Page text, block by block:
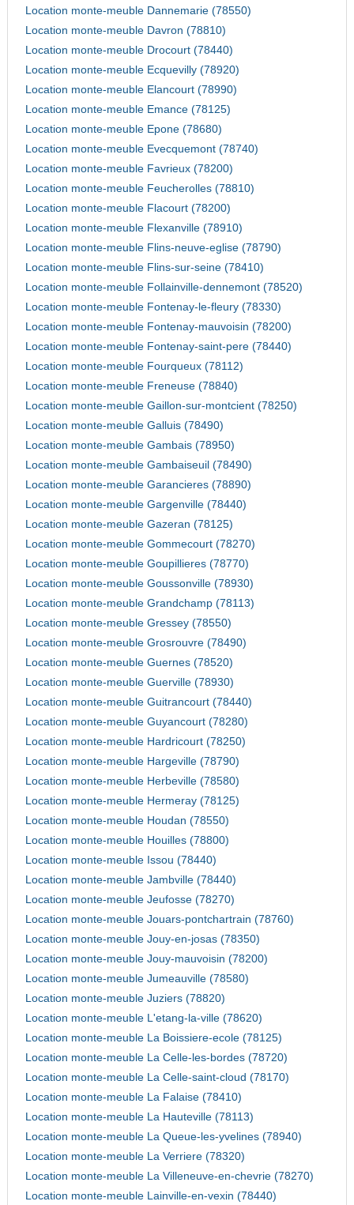
Location monte-meuble Dannemarie (78550)
Location monte-meuble Davron (78810)
Location monte-meuble Drocourt (78440)
Location monte-meuble Ecquevilly (78920)
Location monte-meuble Elancourt (78990)
Location monte-meuble Emance (78125)
Location monte-meuble Epone (78680)
Location monte-meuble Evecquemont (78740)
Location monte-meuble Favrieux (78200)
Location monte-meuble Feucherolles (78810)
Location monte-meuble Flacourt (78200)
Location monte-meuble Flexanville (78910)
Location monte-meuble Flins-neuve-eglise (78790)
Location monte-meuble Flins-sur-seine (78410)
Location monte-meuble Follainville-dennemont (78520)
Location monte-meuble Fontenay-le-fleury (78330)
Location monte-meuble Fontenay-mauvoisin (78200)
Location monte-meuble Fontenay-saint-pere (78440)
Location monte-meuble Fourqueux (78112)
Location monte-meuble Freneuse (78840)
Location monte-meuble Gaillon-sur-montcient (78250)
Location monte-meuble Galluis (78490)
Location monte-meuble Gambais (78950)
Location monte-meuble Gambaiseuil (78490)
Location monte-meuble Garancieres (78890)
Location monte-meuble Gargenville (78440)
Location monte-meuble Gazeran (78125)
Location monte-meuble Gommecourt (78270)
Location monte-meuble Goupillieres (78770)
Location monte-meuble Goussonville (78930)
Location monte-meuble Grandchamp (78113)
Location monte-meuble Gressey (78550)
Location monte-meuble Grosrouvre (78490)
Location monte-meuble Guernes (78520)
Location monte-meuble Guerville (78930)
Location monte-meuble Guitrancourt (78440)
Location monte-meuble Guyancourt (78280)
Location monte-meuble Hardricourt (78250)
Location monte-meuble Hargeville (78790)
Location monte-meuble Herbeville (78580)
Location monte-meuble Hermeray (78125)
Location monte-meuble Houdan (78550)
Location monte-meuble Houilles (78800)
Location monte-meuble Issou (78440)
Location monte-meuble Jambville (78440)
Location monte-meuble Jeufosse (78270)
Location monte-meuble Jouars-pontchartrain (78760)
Location monte-meuble Jouy-en-josas (78350)
Location monte-meuble Jouy-mauvoisin (78200)
Location monte-meuble Jumeauville (78580)
Location monte-meuble Juziers (78820)
Location monte-meuble L'etang-la-ville (78620)
Location monte-meuble La Boissiere-ecole (78125)
Location monte-meuble La Celle-les-bordes (78720)
Location monte-meuble La Celle-saint-cloud (78170)
Location monte-meuble La Falaise (78410)
Location monte-meuble La Hauteville (78113)
Location monte-meuble La Queue-les-yvelines (78940)
Location monte-meuble La Verriere (78320)
Location monte-meuble La Villeneuve-en-chevrie (78270)
Location monte-meuble Lainville-en-vexin (78440)